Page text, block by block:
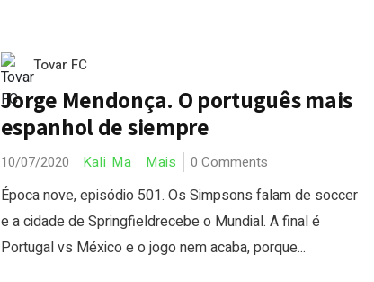
Tovar FC
Jorge Mendonça. O português mais
espanhol de siempre
10/07/2020 Kali Ma Mais 0 Comments
Época nove, episódio 501. Os Simpsons falam de soccer
e a cidade de Springfieldrecebe o Mundial. A final é
Portugal vs México e o jogo nem acaba, porque...